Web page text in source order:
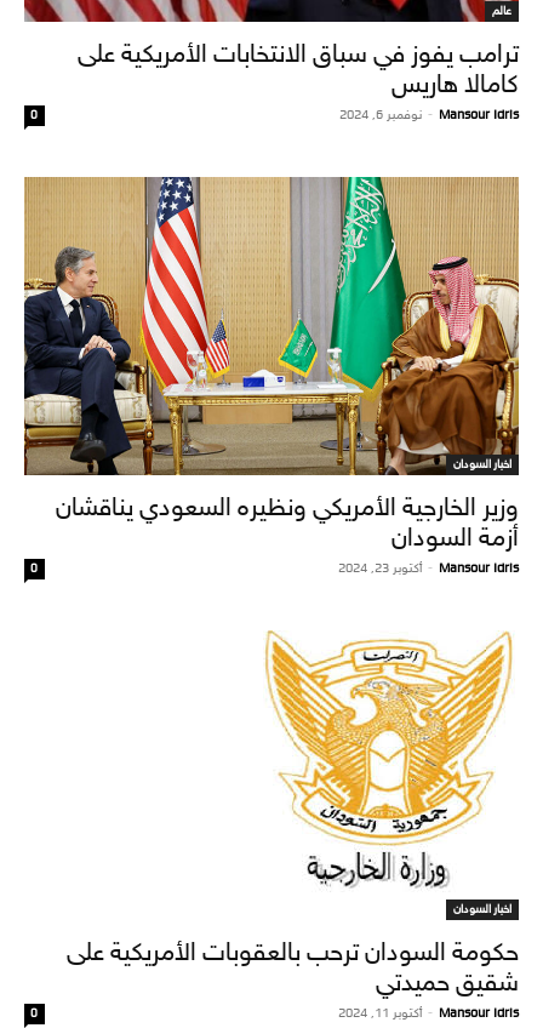
عالم
ترامب يفوز في سباق الانتخابات الأمريكية على
كامالا هاريس
Mansour Idris
- نوفمبر 6, 2024 0
اخبار السودان
وزير الخارجية الأمريكي ونظيره السعودي يناقشان
أزمة السودان
Mansour Idris
- أكتوبر 23, 2024 0
اخبار السودان
حكومة السودان ترحب بالعقوبات الأمريكية على
شقيق حميدتي
Mansour Idris
- أكتوبر 11, 2024 0